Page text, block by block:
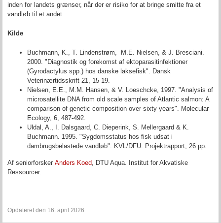
inden for landets grænser, når der er risiko for at bringe smitte fra et
vandløb til et andet.
Kilde
Buchmann, K., T. Lindenstrøm, M.E. Nielsen, & J. Bresciani.
2000. "Diagnostik og forekomst af ektoparasitinfektioner
(Gyrodactylus spp.) hos danske laksefisk". Dansk
Veterinærtidsskrift 21, 15-19.
Nielsen, E.E., M.M. Hansen, & V. Loeschcke, 1997. "Analysis of
microsatellite DNA from old scale samples of Atlantic salmon: A
comparison of genetic composition over sixty years". Molecular
Ecology, 6, 487-492.
Uldal, A., I. Dalsgaard, C. Dieperink, S. Mellergaard & K.
Buchmann. 1995. "Sygdomsstatus hos fisk udsat i
dambrugsbelastede vandløb". KVL/DFU. Projektrapport, 26 pp.
Af seniorforsker Anders Koed, DTU Aqua. Institut for Akvatiske
Ressourcer.
Opdateret den 16. april 2026